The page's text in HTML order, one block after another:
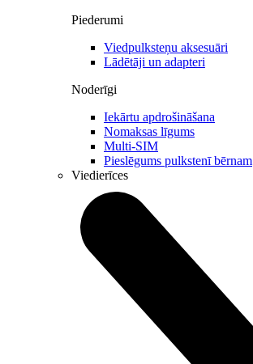
Piederumi
Viedpulksteņu aksesuāri
Lādētāji un adapteri
Noderīgi
Iekārtu apdrošināšana
Nomaksas līgums
Multi-SIM
Pieslēgums pulkstenī bērnam
Viedierīces